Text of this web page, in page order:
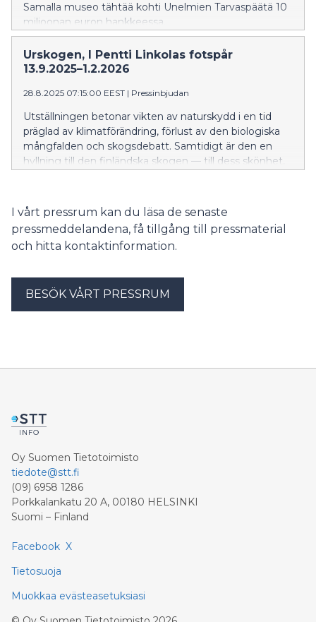
Samalla museo tähtää kohti Unelmien Tarvaspäätä 10
miljoonan euron hankkeessa.
Urskogen, I Pentti Linkolas fotspår
13.9.2025–1.2.2026
28.8.2025 07:15:00 EEST | Pressinbjudan
Utställningen betonar vikten av naturskydd i en tid
präglad av klimatförändring, förlust av den biologiska
mångfalden och skogsdebatt. Samtidigt är den en
hyllning till den finländska skogen — till dess skönhet,
I vårt pressrum kan du läsa de senaste
pressmeddelandena, få tillgång till pressmaterial
och hitta kontaktinformation.
BESÖK VÅRT PRESSRUM
Oy Suomen Tietotoimisto
tiedote@stt.fi
(09) 6958 1286
Porkkalankatu 20 A, 00180 HELSINKI
Suomi – Finland
Facebook X
Tietosuoja
Muokkaa evästeasetuksiasi